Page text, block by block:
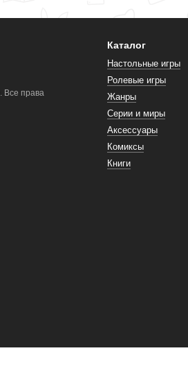
. Все права
Каталог
Настольные игры
Ролевые игры
Жанры
Серии и миры
Аксессуары
Комиксы
Книги